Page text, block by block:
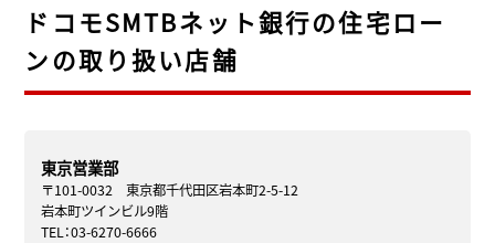
ドコモSMTBネット銀行の住宅ロー
ンの取り扱い店舗
東京営業部
〒101-0032 東京都千代田区岩本町2-5-12
岩本町ツインビル9階
TEL：03-6270-6666